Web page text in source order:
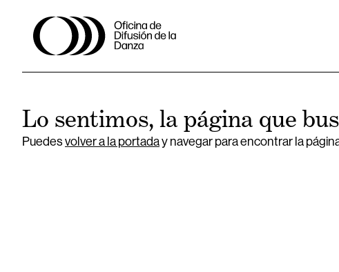
Lo sentimos, la página que
Puedesvolver a la portaday navegar para encontrar la